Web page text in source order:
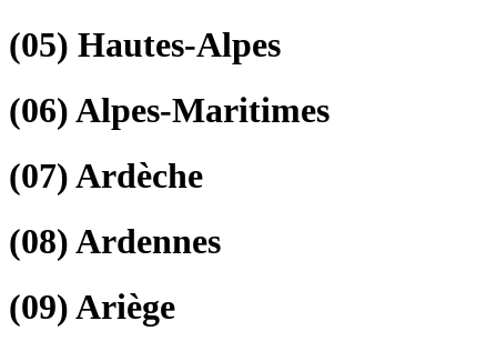
(05) Hautes-Alpes
(06)Alpes-Maritimes
(07)Ardèche
(08)Ardennes
(09)Ariège